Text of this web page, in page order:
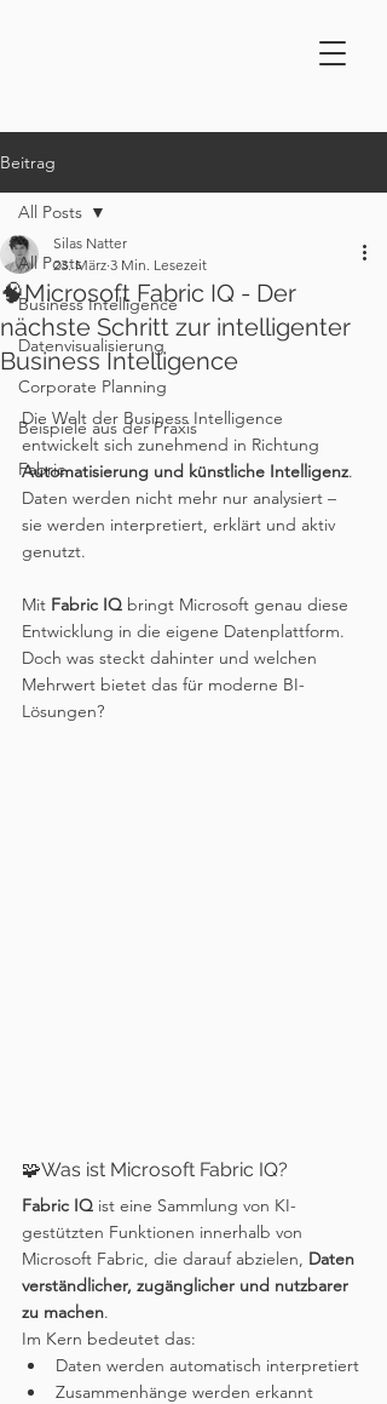
Beitrag
All Posts
Business Intelligence
Datenvisualisierung
Corporate Planning
Beispiele aus der Praxis
Fabric
All Posts
🧠Microsoft Fabric IQ - Der
nächste Schritt zur intelligenter
Business Intelligence
Silas Natter
23. März 3 Min. Lesezeit
Die Welt der Business Intelligence
entwickelt sich zunehmend in Richtung
Automatisierung und künstliche Intelligenz.
Daten werden nicht mehr nur analysiert –
sie werden interpretiert, erklärt und aktiv
genutzt.
Mit Fabric IQ bringt Microsoft genau diese
Entwicklung in die eigene Datenplattform.
Doch was steckt dahinter und welchen
Mehrwert bietet das für moderne BI-
Lösungen?
🧩Was ist Microsoft Fabric IQ?
Fabric IQ ist eine Sammlung von KI-
gestützten Funktionen innerhalb von
Microsoft Fabric, die darauf abzielen, Daten
verständlicher, zugänglicher und nutzbarer
zu machen.
Im Kern bedeutet das:
Daten werden automatisch interpretiert
Zusammenhänge werden erkannt